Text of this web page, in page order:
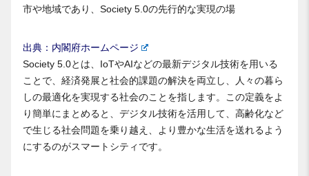
市や地域であり、Society 5.0の先行的な実現の場
出典：内閣府ホームページ
Society 5.0とは、IoTやAIなどの最新デジタル技術を用いる
ことで、経済発展と社会的課題の解決を両立し、人々の暮ら
しの最適化を実現する社会のことを指します。この定義をよ
り簡単にまとめると、デジタル技術を活用して、高齢化など
で生じる社会問題を乗り越え、より豊かな生活を送れるよう
にするのがスマートシティです。